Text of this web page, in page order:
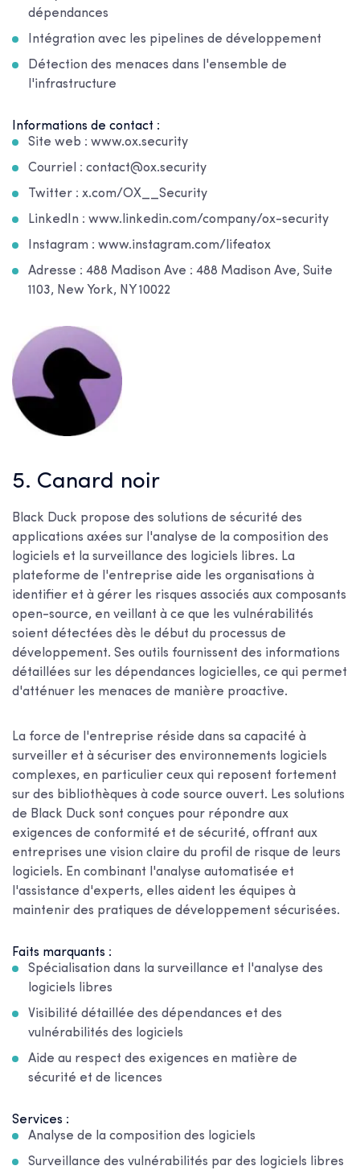
dépendances
Intégration avec les pipelines de développement
Détection des menaces dans l'ensemble de
l'infrastructure
Informations de contact :
Site web : www.ox.security
Courriel : contact@ox.security
Twitter : x.com/OX__Security
LinkedIn : www.linkedin.com/company/ox-security
Instagram : www.instagram.com/lifeatox
Adresse : 488 Madison Ave : 488 Madison Ave, Suite
1103, New York, NY 10022
5. Canard noir
Black Duck propose des solutions de sécurité des
applications axées sur l'analyse de la composition des
logiciels et la surveillance des logiciels libres. La
plateforme de l'entreprise aide les organisations à
identifier et à gérer les risques associés aux composants
open-source, en veillant à ce que les vulnérabilités
soient détectées dès le début du processus de
développement. Ses outils fournissent des informations
détaillées sur les dépendances logicielles, ce qui permet
d'atténuer les menaces de manière proactive.
La force de l'entreprise réside dans sa capacité à
surveiller et à sécuriser des environnements logiciels
complexes, en particulier ceux qui reposent fortement
sur des bibliothèques à code source ouvert. Les solutions
de Black Duck sont conçues pour répondre aux
exigences de conformité et de sécurité, offrant aux
entreprises une vision claire du profil de risque de leurs
logiciels. En combinant l'analyse automatisée et
l'assistance d'experts, elles aident les équipes à
maintenir des pratiques de développement sécurisées.
Faits marquants :
Spécialisation dans la surveillance et l'analyse des
logiciels libres
Visibilité détaillée des dépendances et des
vulnérabilités des logiciels
Aide au respect des exigences en matière de
sécurité et de licences
Services :
Analyse de la composition des logiciels
Surveillance des vulnérabilités par des logiciels libres